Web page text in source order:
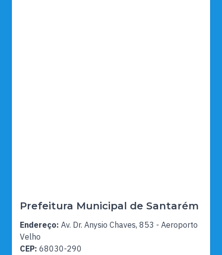
Prefeitura Municipal de Santarém
Endereço: Av. Dr. Anysio Chaves, 853 - Aeroporto
Velho
CEP: 68030-290